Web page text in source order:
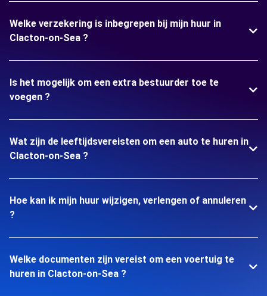
Welke verzekering is inbegrepen bij mijn huur in
Clacton-on-Sea ?
Is het mogelijk om een extra bestuurder toe te
voegen ?
Wat zijn de leeftijdsvereisten om een auto te huren in
Clacton-on-Sea ?
Hoe kan ik mijn huur wijzigen, verlengen of annuleren
?
Welke documenten zijn vereist om een voertuig te
huren in Clacton-on-Sea ?